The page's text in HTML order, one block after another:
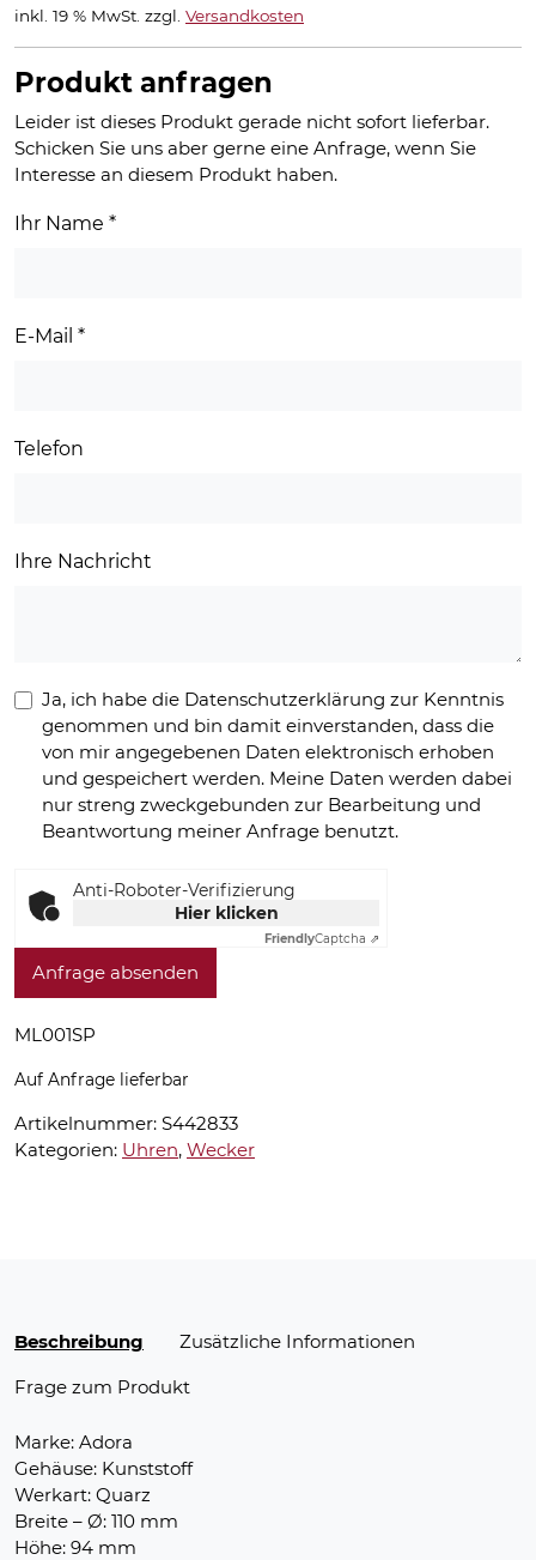
inkl. 19 % MwSt. zzgl. Versandkosten
Produkt anfragen
Leider ist dieses Produkt gerade nicht sofort lieferbar.
Schicken Sie uns aber gerne eine Anfrage, wenn Sie
Interesse an diesem Produkt haben.
Ihr Name *
E-Mail *
Telefon
Ihre Nachricht
Ja, ich habe die Datenschutzerklärung zur Kenntnis
genommen und bin damit einverstanden, dass die
von mir angegebenen Daten elektronisch erhoben
und gespeichert werden. Meine Daten werden dabei
nur streng zweckgebunden zur Bearbeitung und
Beantwortung meiner Anfrage benutzt.
Anti-Roboter-Verifizierung
Hier klicken
FriendlyCaptcha ⇗
Anfrage absenden
ML001SP
Auf Anfrage lieferbar
Artikelnummer: S442833
Kategorien: Uhren, Wecker
Beschreibung
Zusätzliche Informationen
Frage zum Produkt
Marke: Adora
Gehäuse: Kunststoff
Werkart: Quarz
Breite – Ø: 110 mm
Höhe: 94 mm